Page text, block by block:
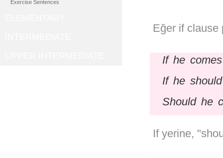
Exercise Sentences
Eğer if clause
If he
If he
Should he
If yerine,